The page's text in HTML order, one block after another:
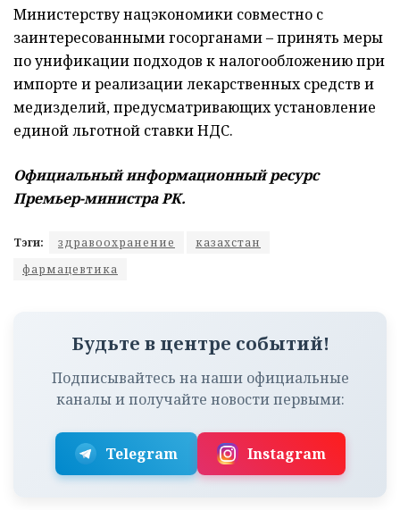
Министерству нацэкономики совместно с
заинтересованными госорганами – принять меры
по унификации подходов к налогообложению при
импорте и реализации лекарственных средств и
медизделий, предусматривающих установление
единой льготной ставки НДС.
Официальный информационный ресурс
Премьер-министра РК.
Тэги: здравоохранение
казахстан
фармацевтика
Будьте в центре событий!
Подписывайтесь на наши официальные
каналы и получайте новости первыми:
Telegram Instagram